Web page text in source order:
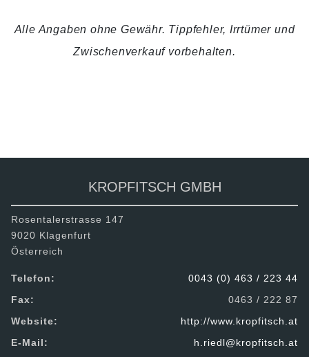
Alle Angaben ohne Gewähr. Tippfehler, Irrtümer und
Zwischenverkauf vorbehalten.
KROPFITSCH GMBH
Rosentalerstrasse 147
9020 Klagenfurt
Österreich
Telefon:
0043 (0) 463 / 223 44
Fax:
0463 / 222 87
Website:
http://www.kropfitsch.at
E-Mail:
h.riedl@kropfitsch.at